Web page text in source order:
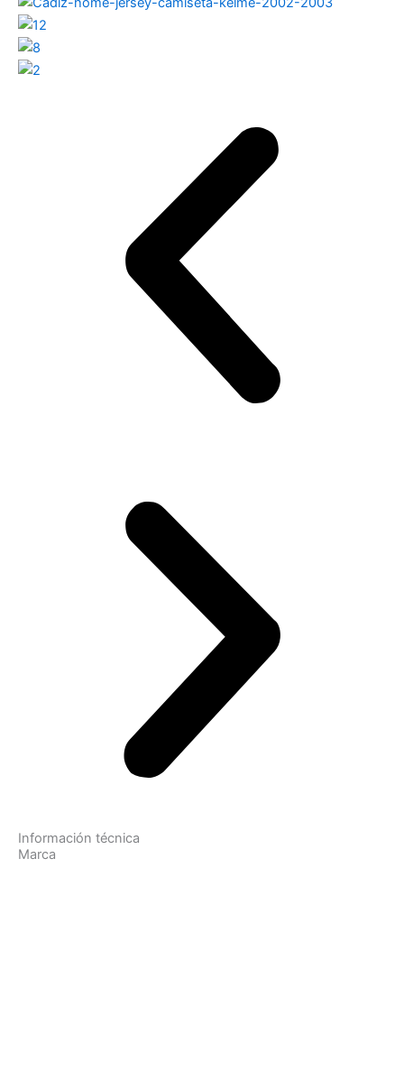
Información técnica
Marca